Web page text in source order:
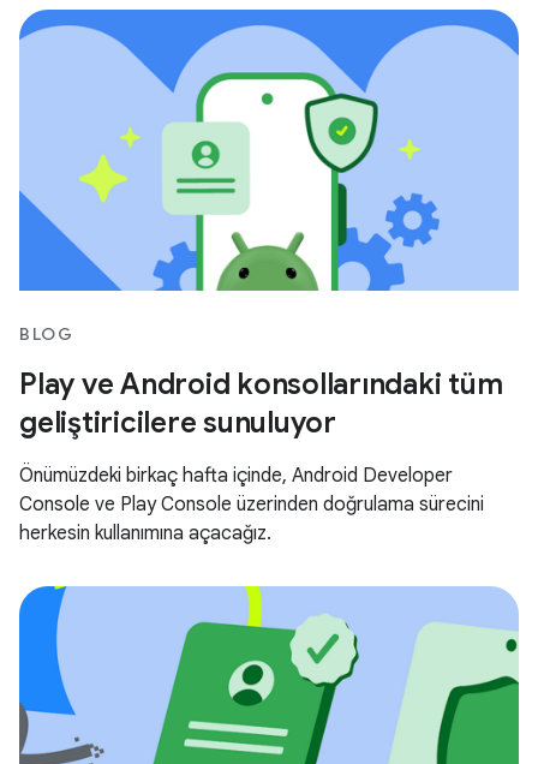
BLOG
Play ve Android konsollarındaki tüm
geliştiricilere sunuluyor
Önümüzdeki birkaç hafta içinde, Android Developer
Console ve Play Console üzerinden doğrulama sürecini
herkesin kullanımına açacağız.